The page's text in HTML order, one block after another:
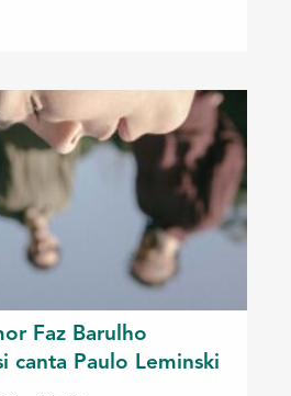
Faz Barulho
canta Paulo Leminski